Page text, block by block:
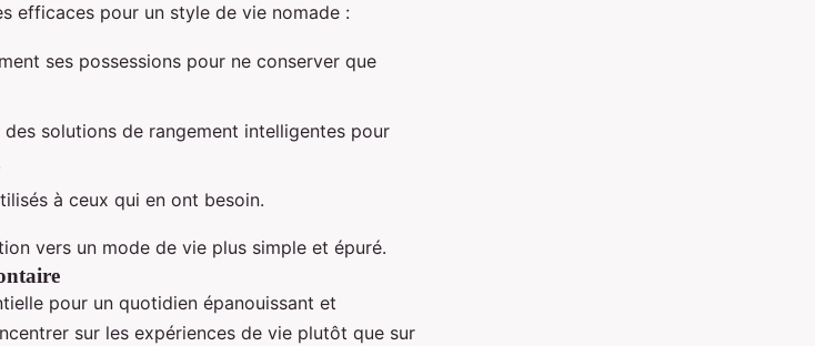
efficaces pour un style de vie nomade :
ses possessions pour ne conserver que
des solutions de rangement intelligentes pour
à ceux qui en ont besoin.
vers un mode de vie plus simple et épuré.
pour un quotidien épanouissant et
sur les expériences de vie plutôt que sur